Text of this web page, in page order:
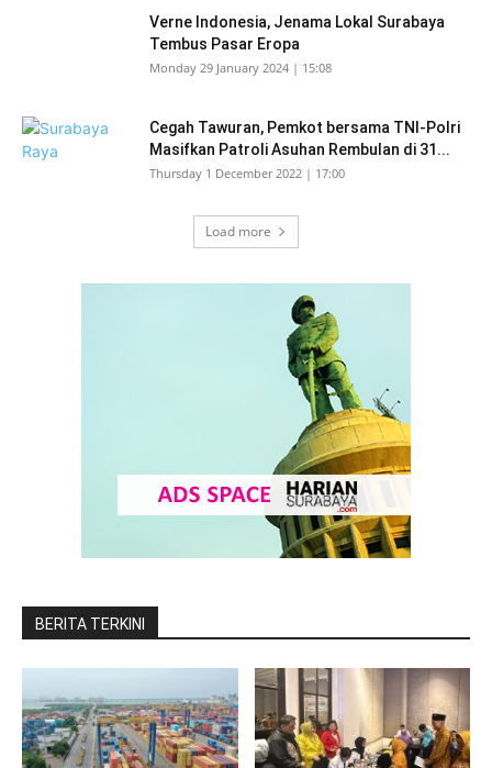
Verne Indonesia, Jenama Lokal Surabaya
Tembus Pasar Eropa
Monday 29 January 2024 | 15:08
Cegah Tawuran, Pemkot bersama TNI-Polri
Masifkan Patroli Asuhan Rembulan di 31...
Thursday 1 December 2022 | 17:00
Load more
BERITA TERKINI